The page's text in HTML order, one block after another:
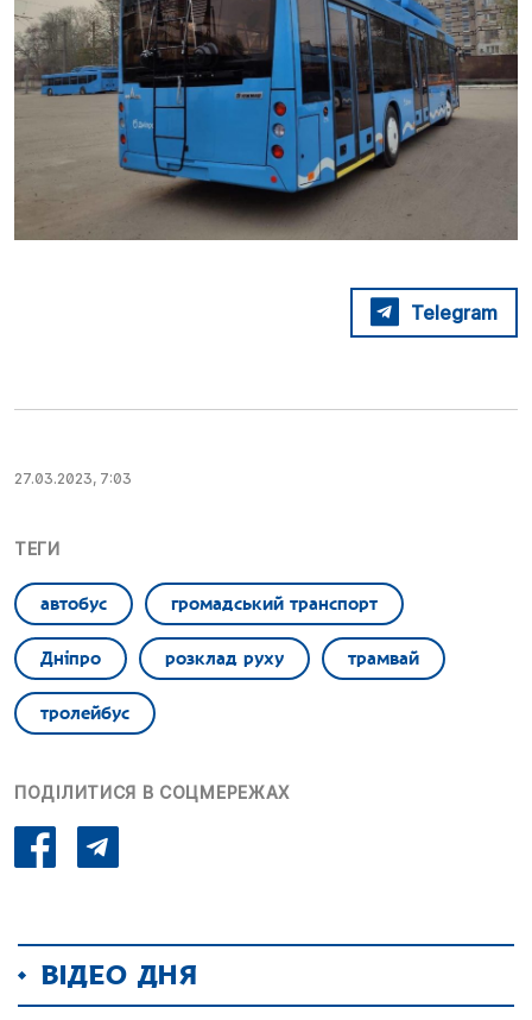
Telegram
27.03.2023, 7:03
ТЕГИ
автобус громадський транспорт
Дніпро розклад руху трамвай
тролейбус
ПОДІЛИТИСЯ В СОЦМЕРЕЖАХ
ВІДЕО ДНЯ